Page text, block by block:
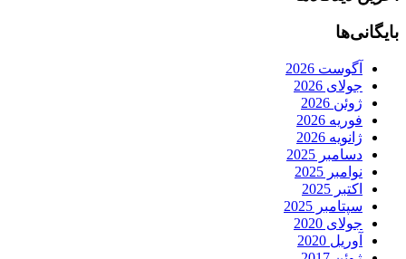
بایگانی‌ها
آگوست 2026
جولای 2026
ژوئن 2026
فوریه 2026
ژانویه 2026
دسامبر 2025
نوامبر 2025
اکتبر 2025
سپتامبر 2025
جولای 2020
آوریل 2020